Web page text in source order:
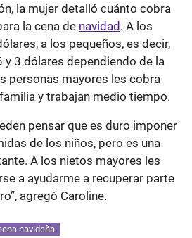
la mujer detalló cuánto cobra
la cena de navidad. A los
a los pequeños, es decir,
3 dólares dependiendo de la
personas mayores les cobra
y trabajan medio tiempo.
pensar que es duro imponer
de los niños, pero es una
A los nietos mayores les
a ayudarme a recuperar parte
agregó Caroline.
navideña